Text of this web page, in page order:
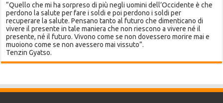
“Quello che mi ha sorpreso di più negli uomini dell’Occidente è che
perdono la salute per fare i soldi e poi perdono i soldi per
recuperare la salute. Pensano tanto al futuro che dimenticano di
vivere il presente in tale maniera che non riescono a vivere né il
presente, né il futuro. Vivono come se non dovessero morire mai e
muoiono come se non avessero mai vissuto”.
Tenzin Gyatso.